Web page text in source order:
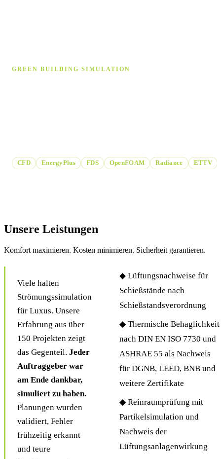
GREEN BUILDING SIMULATION
CFD EnergyPlus FDS OpenFOAM Radiance ETTV
Unsere Leistungen
Komfort maximieren. Kosten minimieren. Sicherheit garantieren.
Viele halten
Strömungssimulation
für Luxus. Unsere
Erfahrung aus über
150 Projekten zeigt
das Gegenteil. Jeder
Auftraggeber war
am Ende dankbar,
simuliert zu haben.
Planungen wurden
validiert, Fehler
frühzeitig erkannt
und teure
◆ Lüftungsnachweise für
Schießstände nach
Schießstandsverordnung
◆ Thermische Behaglichkeit
nach DIN EN ISO 7730 und
ASHRAE 55 als Nachweis
für DGNB, LEED, BNB und
weitere Zertifikate
◆ Reinraumprüfung mit
Partikelsimulation und
Nachweis der
Lüftungsanlagenwirkung